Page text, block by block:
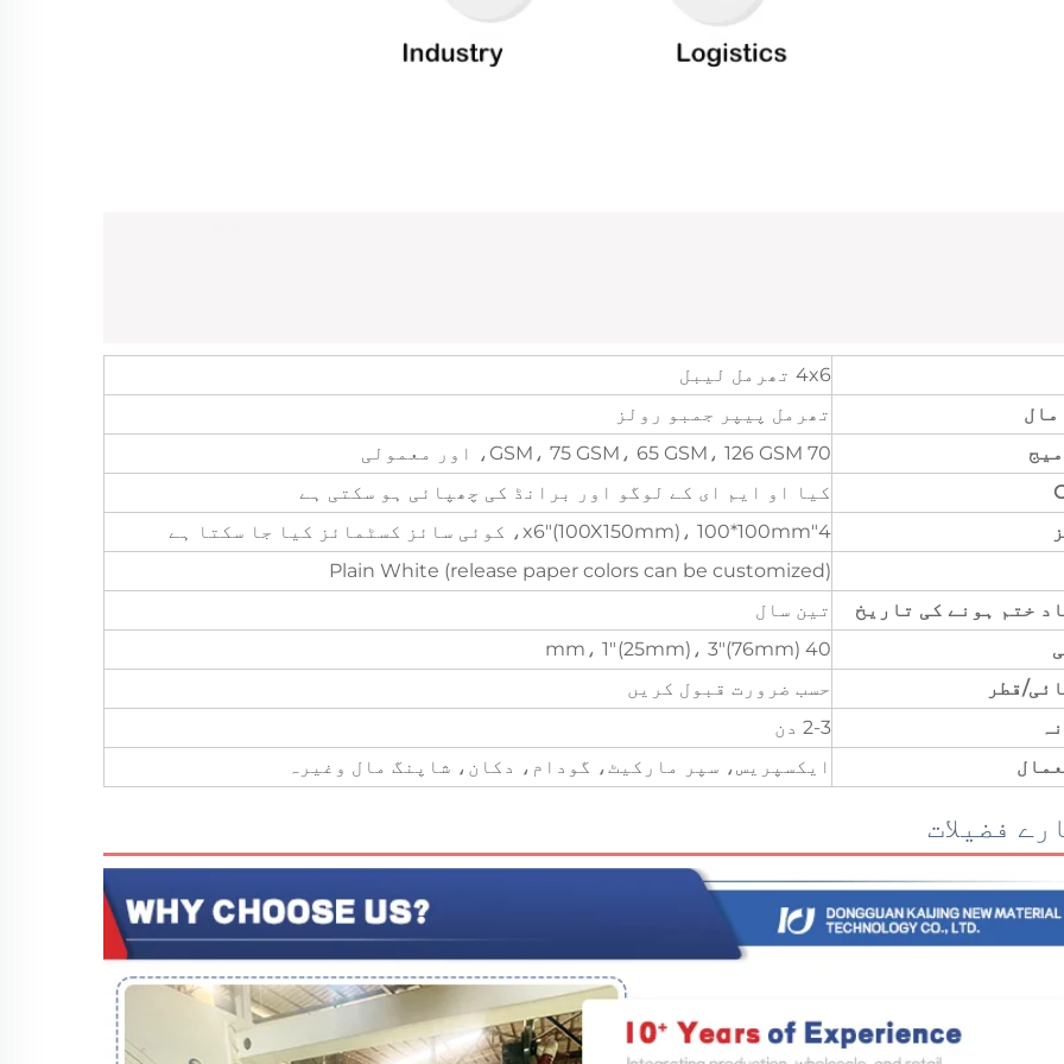
4x6 تھرمل لیبل
مال
تھرمل پیپر جمبو رولز
70 GSM، 75 GSM، 65 GSM، 126 GSM، اور معمولی
کیا او ایم ای کے لوگو اور برانڈ کی چھپائی ہو سکتی ہے
4"x6"(100X150mm)، 100*100mm، کوئی سائز کسٹمائز کیا جا سکتا ہے
Plain White (release paper colors can be customized)
ختم ہونے کی تاریخ
تین سال
40 mm، 1"(25mm)، 3"(76mm)
قطر
حسب ضرورت قبول کریں
2-3 دن
ایکسپریس، سپر مارکیٹ، گودام، دکان، شاپنگ مال وغیرہ
فضیلات